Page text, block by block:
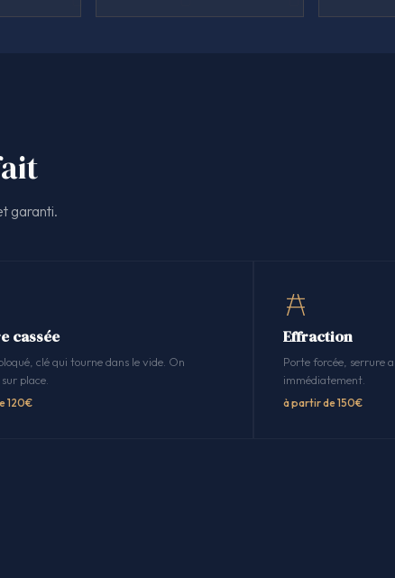
garanti.
cassée
clé qui tourne dans le vide. On
place.
120€
Effraction
Porte forcée, serrure
immédiatement.
à partir de 150€